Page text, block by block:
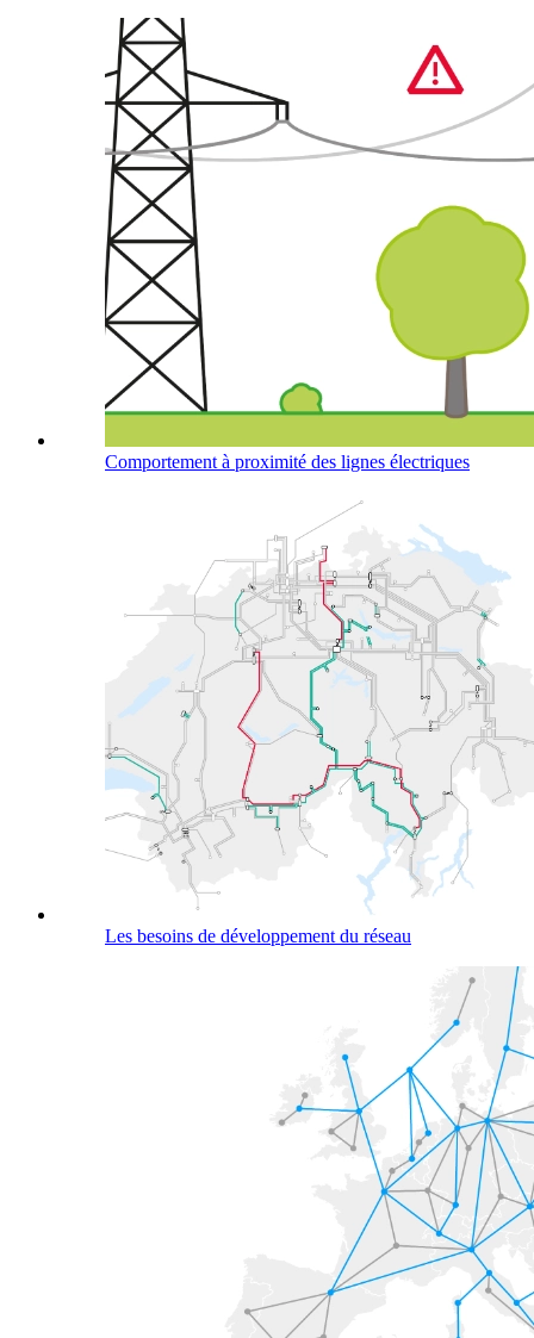
Comportement à proximité des lignes électriques
Les besoins de développement du réseau